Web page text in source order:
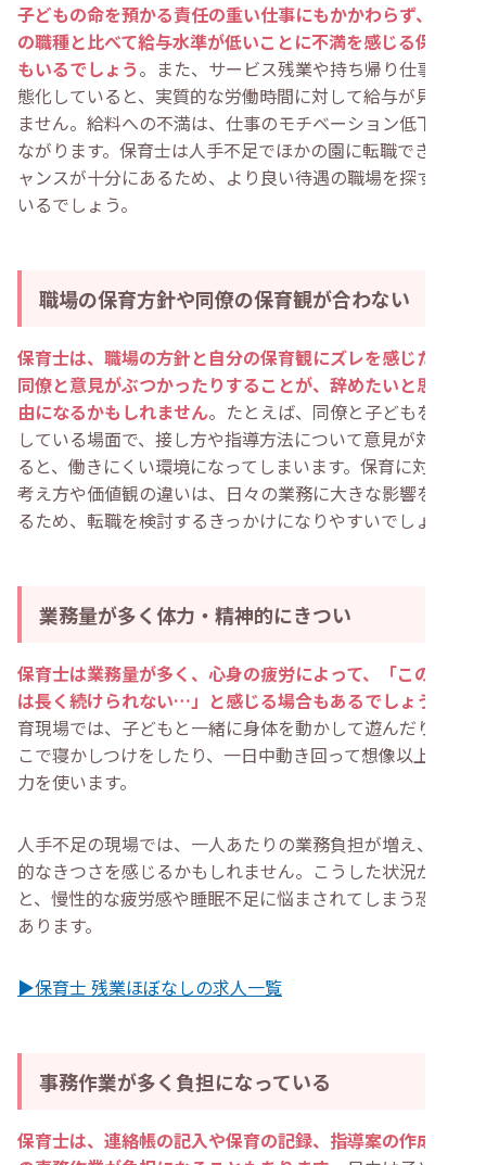
子どもの命を預かる責任の重い仕事にもかかわらず、ほか
の職種と比べて給与水準が低いことに不満を感じる保育士
もいるでしょう。また、サービス残業や持ち帰り仕事が常
態化していると、実質的な労働時間に対して給与が見合い
ません。給料への不満は、仕事のモチベーション低下につ
ながります。保育士は人手不足でほかの園に転職できるチ
ャンスが十分にあるため、より良い待遇の職場を探す人も
いるでしょう。
職場の保育方針や同僚の保育観が合わない
保育士は、職場の方針と自分の保育観にズレを感じたり、
同僚と意見がぶつかったりすることが、辞めたいと思う理
由になるかもしれません。たとえば、同僚と子どもを保育
している場面で、接し方や指導方法について意見が対立す
ると、働きにくい環境になってしまいます。保育に対する
考え方や価値観の違いは、日々の業務に大きな影響を与え
るため、転職を検討するきっかけになりやすいでしょう。
業務量が多く体力・精神的にきつい
保育士は業務量が多く、心身の疲労によって、「この仕事
は長く続けられない…」と感じる場合もあるでしょう
育現場では、子どもと一緒に身体を動かして遊んだり抱っ
こで寝かしつけをしたり、一日中動き回って想像以上に体
力を使います。
人手不足の現場では、一人あたりの業務負担が増え、精神
的なきつさを感じるかもしれません。こうした状況が続く
と、慢性的な疲労感や睡眠不足に悩まされてしまう恐れが
あります。
▶保育士 残業ほぼなしの求人一覧
事務作業が多く負担になっている
保育士は、連絡帳の記入や保育の記録、指導案の作成など